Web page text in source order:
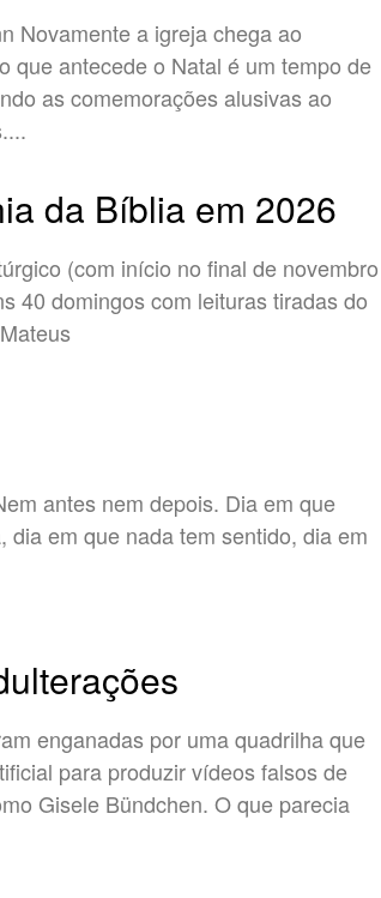
que antecede o Natal é um tempo de
as comemorações alusivas ao
da Bíblia em 2026
(com início no final de novembro
40 domingos com leituras tiradas do
nem depois. Dia em que
dia em que nada tem sentido, dia em
enganadas por uma quadrilha que
para produzir vídeos falsos de
Gisele Bündchen. O que parecia